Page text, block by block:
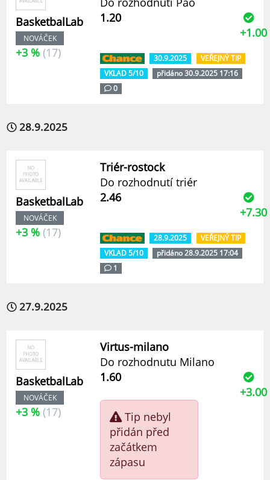
BasketbalLab
NOVÁČEK
+3 % (17)
1.20
+1.00
30.9.2025
VEŘEJNÝ TIP
VKLAD 5/10
přidáno 30.9.2025 17:16
0
28.9.2025
BasketbalLab
NOVÁČEK
+3 % (17)
Triér-rostock
Do rozhodnutí triér
2.46
+7.30
28.9.2025
VEŘEJNÝ TIP
VKLAD 5/10
přidáno 28.9.2025 17:04
1
27.9.2025
BasketbalLab
NOVÁČEK
+3 % (17)
Virtus-milano
Do rozhodnutu Milano
1.60
Tip nebyl
přidán před
začátkem
zápasu
+3.00